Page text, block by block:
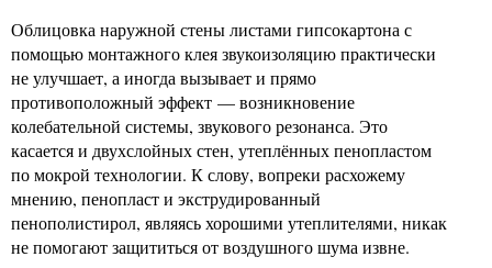
Облицовка наружной стены листами гипсокартона с
помощью монтажного клея звукоизоляцию практически
не улучшает, а иногда вызывает и прямо
противоположный эффект — возникновение
колебательной системы, звукового резонанса. Это
касается и двухслойных стен, утеплённых пенопластом
по мокрой технологии. К слову, вопреки расхожему
мнению, пенопласт и экструдированный
пенополистирол, являясь хорошими утеплителями, никак
не помогают защититься от воздушного шума извне.